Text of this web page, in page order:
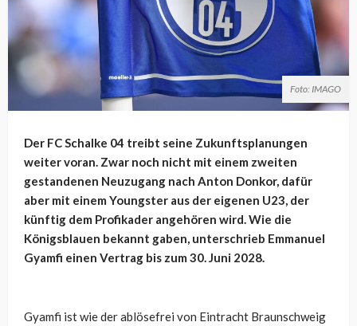
Foto: IMAGO
Der FC Schalke 04 treibt seine Zukunftsplanungen
weiter voran. Zwar noch nicht mit einem zweiten
gestandenen Neuzugang nach Anton Donkor, dafür
aber mit einem Youngster aus der eigenen U23, der
künftig dem Profikader angehören wird. Wie die
Königsblauen bekannt gaben, unterschrieb Emmanuel
Gyamfi einen Vertrag bis zum 30. Juni 2028.
Gyamfi ist wie der ablösefrei von Eintracht Braunschweig